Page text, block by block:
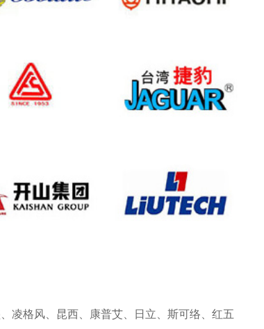
凌格风、昆西、康普艾、日立、斯可络、红五